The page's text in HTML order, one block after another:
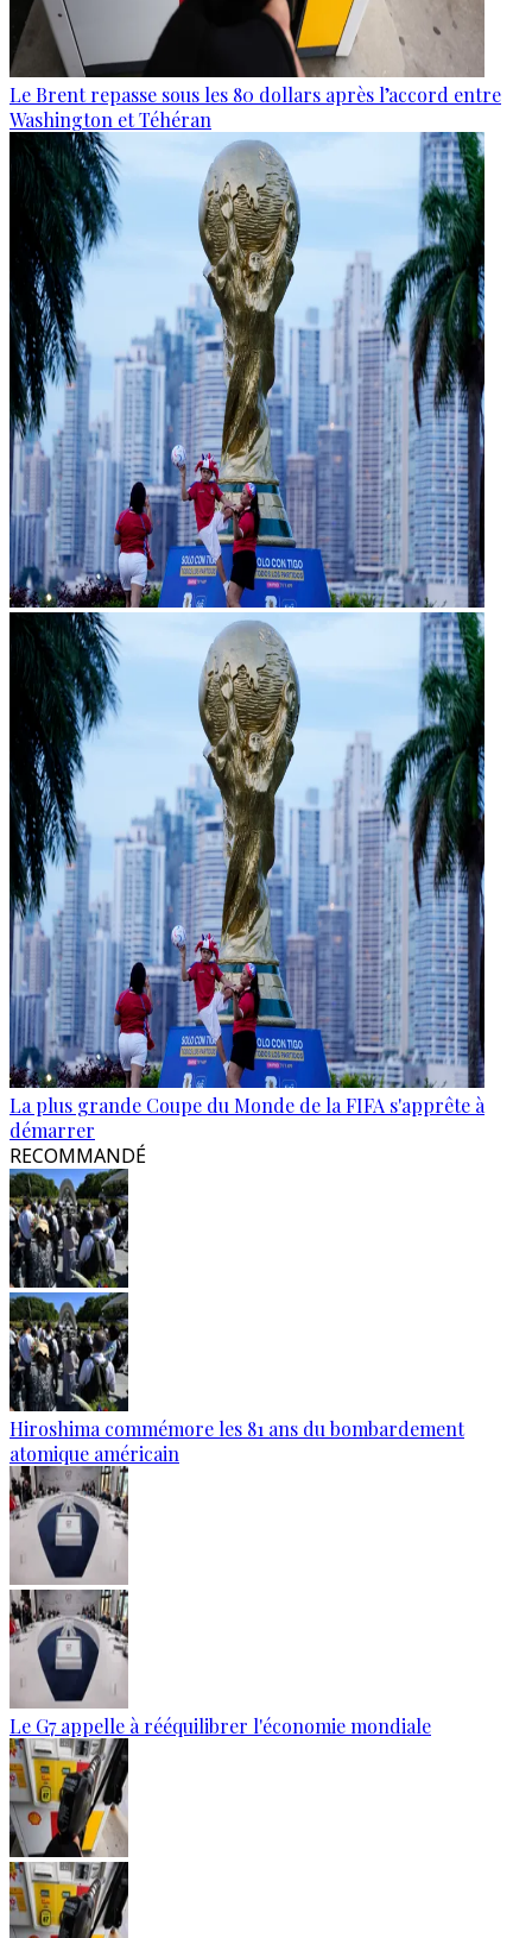
Le Brent repasse sous les 80 dollars après l’accord entre
Washington et Téhéran
La plus grande Coupe du Monde de la FIFA s'apprête à
démarrer
RECOMMANDÉ
Hiroshima commémore les 81 ans du bombardement
atomique américain
Le G7 appelle à rééquilibrer l'économie mondiale